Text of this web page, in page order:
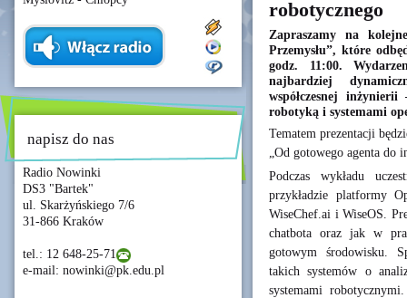
napisz do nas
Radio Nowinki
DS3 "Bartek"
ul. Skarżyńskiego 7/6
31-866 Kraków
tel.: 12 648-25-71
e-mail: nowinki@pk.edu.pl
robotycznego
Zapraszamy na
Przemysłu”, które
godz. 11:00.
najbardziej
współczesnej
robotyką i systemami
Tematem prezentacji
„Od gotowego agenta do
Podczas wykładu
przykładzie platformy
WiseChef.ai i WiseOS.
chatbota oraz jak w
gotowym środowisku.
takich systemów o
systemami